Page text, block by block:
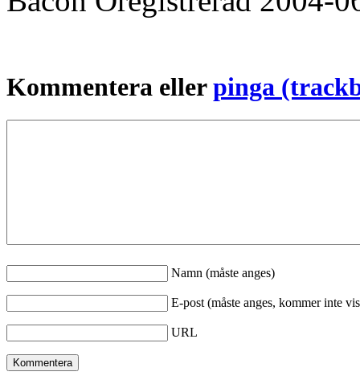
Kommentera ellerpinga
Namn (måste anges)
E-post (måste anges, kommer inte
URL